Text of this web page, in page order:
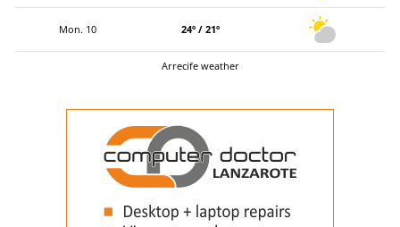
Mon. 10 24º / 21º
Arrecife weather